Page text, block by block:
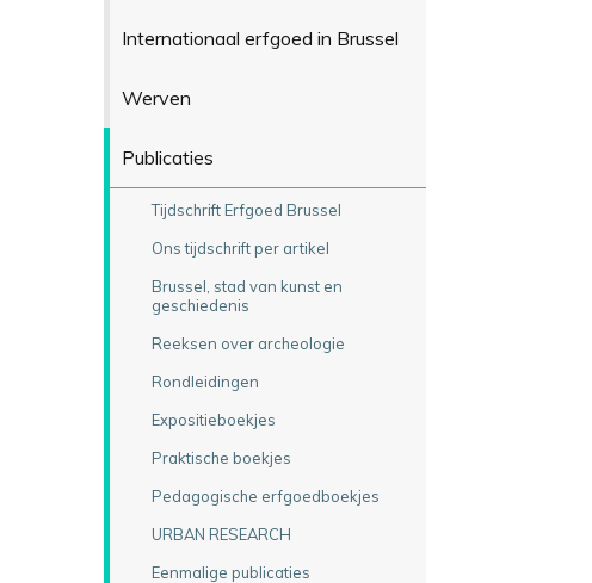
Internationaal erfgoed in Brussel
Werven
Publicaties
Tijdschrift Erfgoed Brussel
Ons tijdschrift per artikel
Brussel, stad van kunst en
geschiedenis
Reeksen over archeologie
Rondleidingen
Expositieboekjes
Praktische boekjes
Pedagogische erfgoedboekjes
URBAN RESEARCH
Eenmalige publicaties